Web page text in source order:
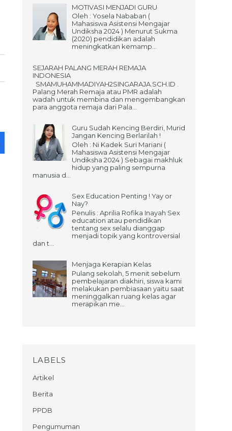
MOTIVASI MENJADI GURU
Oleh : Yosela Nababan (
Mahasiswa Asistensi Mengajar
Undiksha 2024 ) Menurut Sukma
(2020) pendidikan adalah
meningkatkan kemamp...
SEJARAH PALANG MERAH REMAJA
INDONESIA
SMAMUHAMMADIYAH2SINGARAJA.SCH.ID .
Palang Merah Remaja atau PMR adalah
wadah untuk membina dan mengembangkan
para anggota remaja dari Pala...
Guru Sudah Kencing Berdiri, Murid
Jangan Kencing Berlarilah !
Oleh : Ni Kadek Suri Mariani (
Mahasiswa Asistensi Mengajar
Undiksha 2024 ) Sebagai makhluk
hidup yang paling sempurna
manusia d...
Sex Education Penting ! Yay or
Nay?
Penulis : Aprilia Rofika Inayah Sex
education atau pendidikan
tentang sex selalu dianggap
menjadi topik yang kontroversial
dan t...
Menjaga Kerapian Kelas
Pulang sekolah, 5 menit sebelum
pembelajaran diakhiri, siswa kami
melakukan pembiasaan yaitu saat
meninggalkan ruang kelas agar
merapikan me...
LABELS
Artikel
Berita
PPDB
Pengumuman